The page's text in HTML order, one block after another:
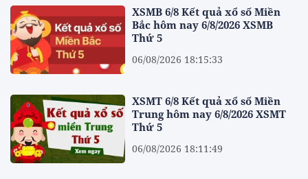
XSMB 6/8 Kết quả xổ số Miền
Bắc hôm nay 6/8/2026 XSMB
Thứ 5
06/08/2026 18:15:33
XSMT 6/8 Kết quả xổ số Miền
Trung hôm nay 6/8/2026 XSMT
Thứ 5
06/08/2026 18:11:49